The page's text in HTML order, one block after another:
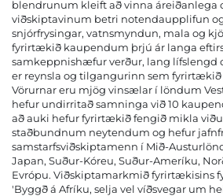
blendrunum kleift að vinna áreiðanlega
viðskiptavinum betri notendaupplifun
snjórfrysingar, vatnsmyndun, mala og
fyrirtækið kaupendum þrjú ár langa
samkeppnishæfur verður, lang lífslengd
er reynsla og tilgangurinn sem fyrirtækið
Vörurnar eru mjög vinsælar í löndum
hefur undirritað samninga við 10
að auki hefur fyrirtækið fengið mikla
staðbundnum neytendum og hefur
samstarfsviðskiptamenn í Mið-
Japan, Suður-Kóreu, Suður-Ameríku,
Evrópu. Viðskiptamarkmið fyrirtækisins
'Byggð á Afríku, selja vel víðsvegar um